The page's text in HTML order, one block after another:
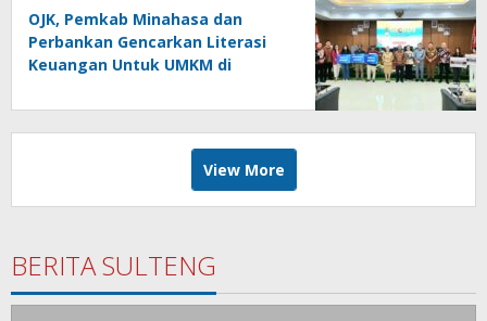
OJK, Pemkab Minahasa dan
Perbankan Gencarkan Literasi
Keuangan Untuk UMKM di
View More
BERITA SULTENG